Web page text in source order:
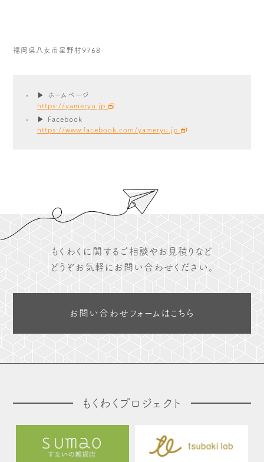
福岡県八女市星野村9768
▶ ホームページ
https://yameryu.jp
▶ Facebook
https://www.facebook.com/yameryu.jp
もくわくに関するご相談やお見積りなど
どうぞお気軽にお問い合わせください。
お問い合わせフォームはこちら
もくわくプロジェクト